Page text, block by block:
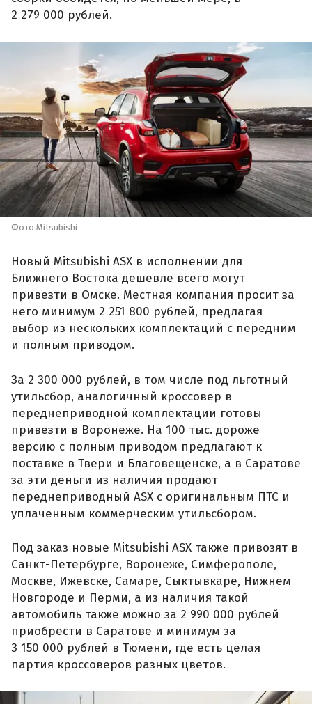
2 279 000 рублей.
Фото Mitsubishi
Новый Mitsubishi ASX в исполнении для
Ближнего Востока дешевле всего могут
привезти в Омске. Местная компания просит за
него минимум 2 251 800 рублей, предлагая
выбор из нескольких комплектаций с передним
и полным приводом.
За 2 300 000 рублей, в том числе под льготный
утильсбор, аналогичный кроссовер в
переднеприводной комплектации готовы
привезти в Воронеже. На 100 тыс. дороже
версию с полным приводом предлагают к
поставке в Твери и Благовещенске, а в Саратове
за эти деньги из наличия продают
переднеприводный ASX с оригинальным ПТС и
уплаченным коммерческим утильсбором.
Под заказ новые Mitsubishi ASX также привозят в
Санкт-Петербурге, Воронеже, Симферополе,
Москве, Ижевске, Самаре, Сыктывкаре, Нижнем
Новгороде и Перми, а из наличия такой
автомобиль также можно за 2 990 000 рублей
приобрести в Саратове и минимум за
3 150 000 рублей в Тюмени, где есть целая
партия кроссоверов разных цветов.